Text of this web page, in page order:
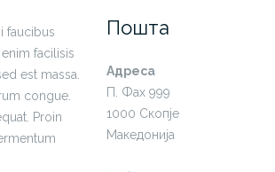
faucibus
facilisis
est massa.
congue.
Proin
Пошта
Адреса
П. Фах 999
1000 Скопје
Македонија